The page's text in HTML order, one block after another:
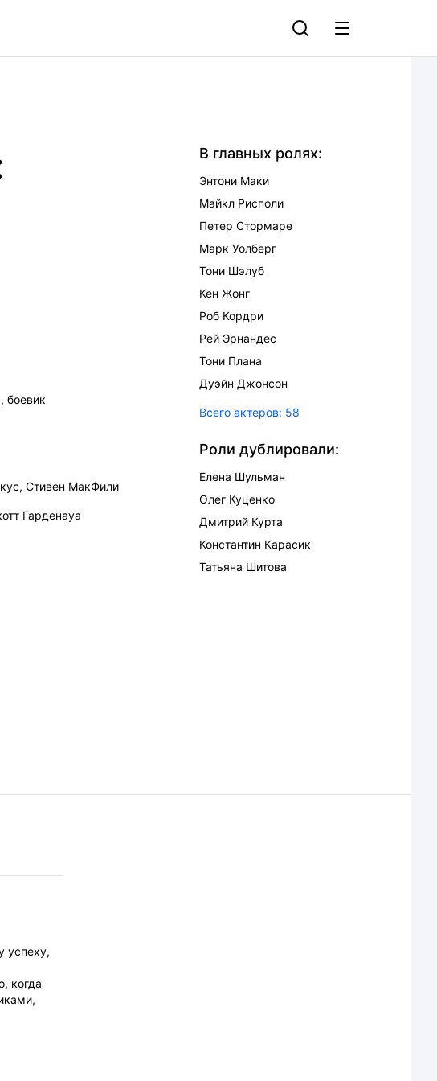
, боевик
, Стивен МакФили
Гарденауа
В главных ролях:
Энтони Маки
Майкл Рисполи
Петер Стормаре
Марк Уолберг
Тони Шэлуб
Кен Жонг
Роб Кордри
Рей Эрнандес
Тони Плана
Дуэйн Джонсон
Всего актеров: 58
Роли дублировали:
Елена Шульман
Олег Куценко
Дмитрий Курта
Константин Карасик
Татьяна Шитова
успеху,
когда